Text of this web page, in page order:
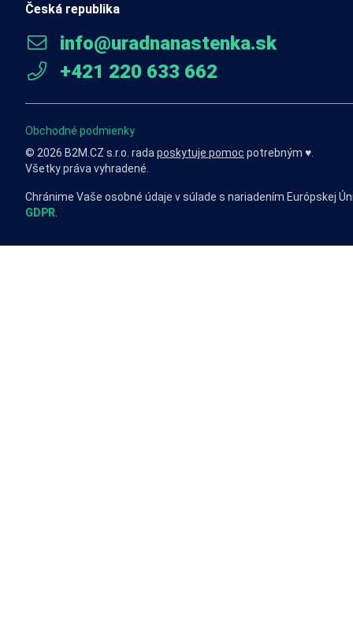
Česká republika
info@uradnanastenka.sk
+421 220 633 662
Obchodné podmienky
© 2026 B2M.CZ s.r.o. rada poskytuje pomoc potrebným ♥️.
Všetky práva vyhradené.
Chránime Vaše osobné údaje v súlade s nariadením Európskej
GDPR